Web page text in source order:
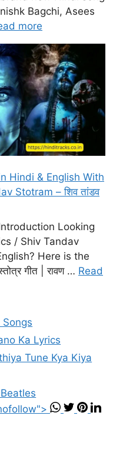
Bagchi, Asees
more
Hindi & English With
Stotram – शिव तांडव
Looking
/ Shiv Tandav
Here is the
गीत | रावण … Read
Songs
Ka Lyrics
Tune Kya Kiya